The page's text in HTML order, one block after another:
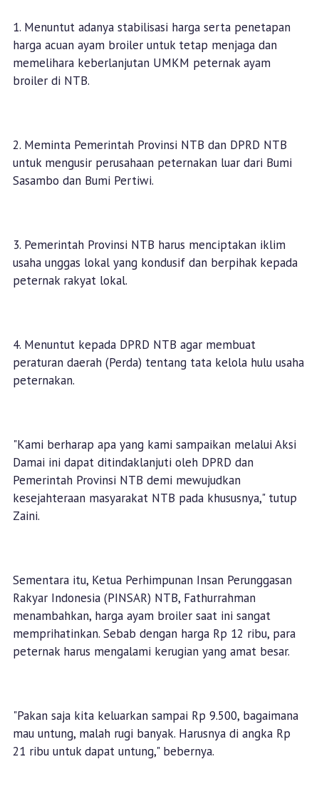
1. Menuntut adanya stabilisasi harga serta penetapan
harga acuan ayam broiler untuk tetap menjaga dan
memelihara keberlanjutan UMKM peternak ayam
broiler di NTB.
2. Meminta Pemerintah Provinsi NTB dan DPRD NTB
untuk mengusir perusahaan peternakan luar dari Bumi
Sasambo dan Bumi Pertiwi.
3. Pemerintah Provinsi NTB harus menciptakan iklim
usaha unggas lokal yang kondusif dan berpihak kepada
peternak rakyat lokal.
4. Menuntut kepada DPRD NTB agar membuat
peraturan daerah (Perda) tentang tata kelola hulu usaha
peternakan.
"Kami berharap apa yang kami sampaikan melalui Aksi
Damai ini dapat ditindaklanjuti oleh DPRD dan
Pemerintah Provinsi NTB demi mewujudkan
kesejahteraan masyarakat NTB pada khususnya," tutup
Zaini.
Sementara itu, Ketua Perhimpunan Insan Perunggasan
Rakyar Indonesia (PINSAR) NTB, Fathurrahman
menambahkan, harga ayam broiler saat ini sangat
memprihatinkan. Sebab dengan harga Rp 12 ribu, para
peternak harus mengalami kerugian yang amat besar.
"Pakan saja kita keluarkan sampai Rp 9.500, bagaimana
mau untung, malah rugi banyak. Harusnya di angka Rp
21 ribu untuk dapat untung," bebernya.